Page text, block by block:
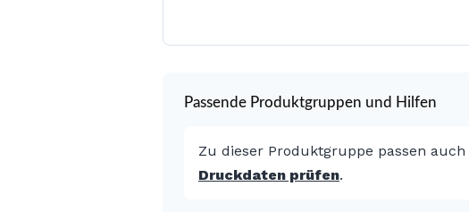
Passende Produktgruppen und Hilfen
Zu dieser Produktgruppe passen auch
Druckdaten prüfen.